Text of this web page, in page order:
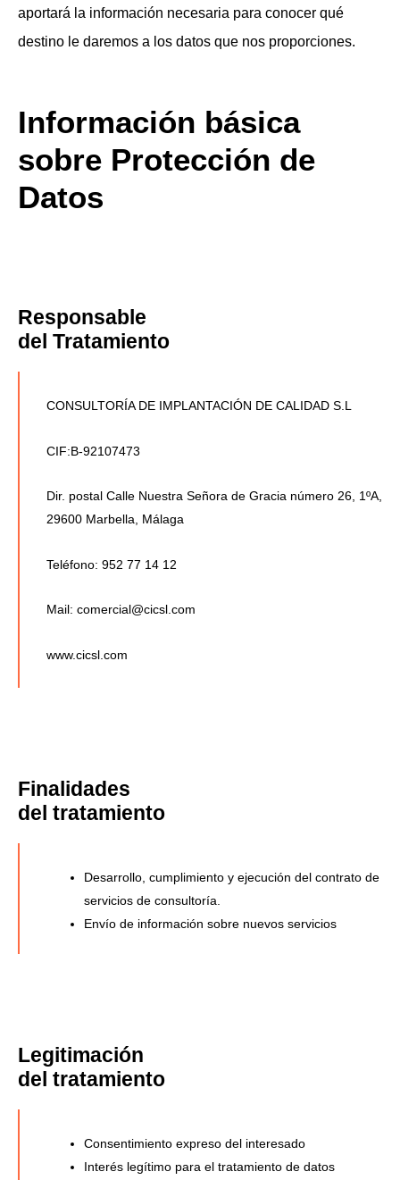
aportará la información necesaria para conocer qué
destino le daremos a los datos que nos proporciones.
Información básica
sobre Protección de
Datos
Responsable
del Tratamiento
CONSULTORÍA DE IMPLANTACIÓN DE CALIDAD S.L
CIF:B-92107473
Dir. postal Calle Nuestra Señora de Gracia número 26, 1ºA,
29600 Marbella, Málaga
Teléfono: 952 77 14 12
Mail: comercial@cicsl.com
www.cicsl.com
Finalidades
del tratamiento
Desarrollo, cumplimiento y ejecución del contrato de
servicios de consultoría.
Envío de información sobre nuevos servicios
Legitimación
del tratamiento
Consentimiento expreso del interesado
Interés legítimo para el tratamiento de datos